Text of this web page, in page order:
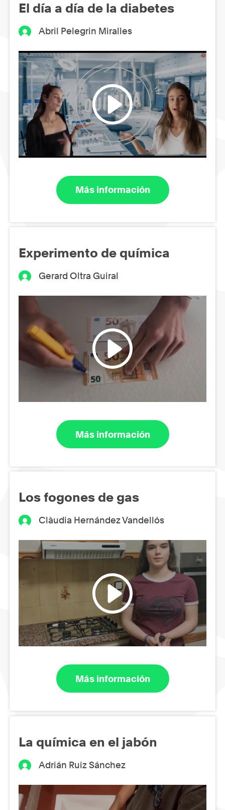
El día a día de la diabetes
Abril Pelegrin Miralles
Más información
Experimento de química
Gerard Oltra Guiral
Más información
Los fogones de gas
Clàudia Hernández Vandellós
Más información
La química en el jabón
Adrián Ruiz Sánchez